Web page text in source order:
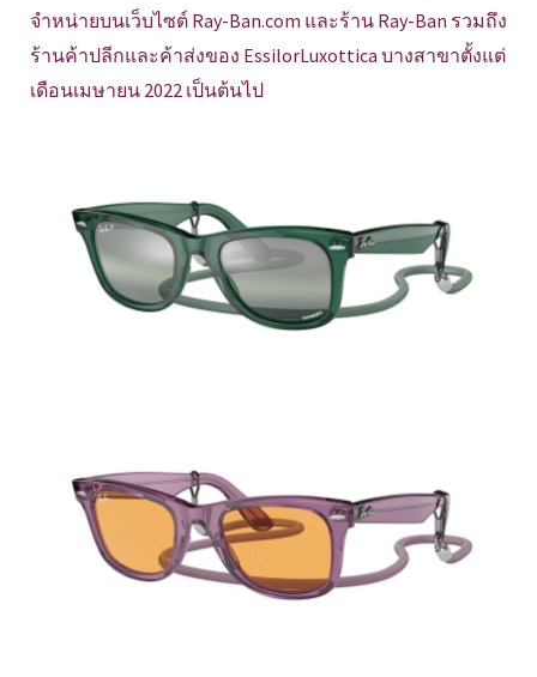
จำหน่ายบนเว็บไซต์ Ray-Ban.com และร้าน Ray-Ban รวมถึง
ร้านค้าปลีกและค้าส่งของ EssilorLuxottica บางสาขาตั้งแต่
เดือนเมษายน 2022 เป็นต้นไป